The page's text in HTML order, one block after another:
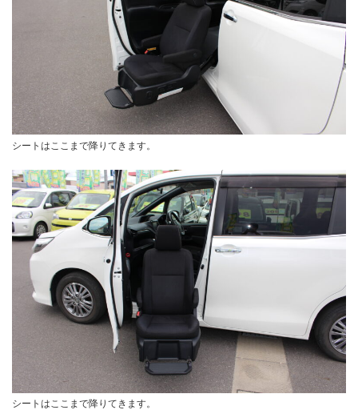
シートはここまで降りてきます。
シートはここまで降りてきます。